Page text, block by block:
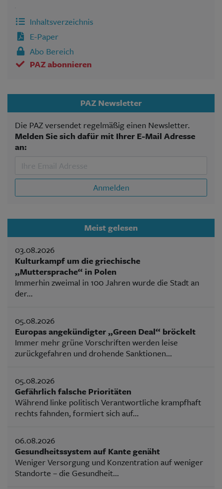
Inhaltsverzeichnis
E-Paper
Abo Bereich
PAZ abonnieren
PAZ Newsletter
Die PAZ versendet regelmäßig einen Newsletter.
Melden Sie sich dafür mit Ihrer E-Mail Adresse
an:
Anmelden
Meist gelesen
03.08.2026
Kulturkampf um die griechische
„Muttersprache“ in Polen
Immerhin zweimal in 100 Jahren wurde die Stadt an
der...
05.08.2026
Europas angekündigter „Green Deal“ bröckelt
Immer mehr grüne Vorschriften werden leise
zurückgefahren und drohende Sanktionen...
05.08.2026
Gefährlich falsche Prioritäten
Während linke politisch Verantwortliche krampfhaft
rechts fahnden, formiert sich auf...
06.08.2026
Gesundheitssystem auf Kante genäht
Weniger Versorgung und Konzentration auf weniger
Standorte – die Gesundheit...